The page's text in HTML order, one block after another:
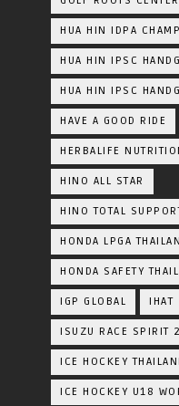
HUA HIN IDPA
HUA HIN IPSC
HUA HIN IPSC
HAVE A GOOD RIDE
HERBALIFE
HINO ALL STAR
HINO TOTAL
HONDA LPGA
HONDA SAFETY
IGP GLOBAL IHAT
ISUZU RACE SPIRIT
ICE HOCKEY
ICE HOCKEY U18